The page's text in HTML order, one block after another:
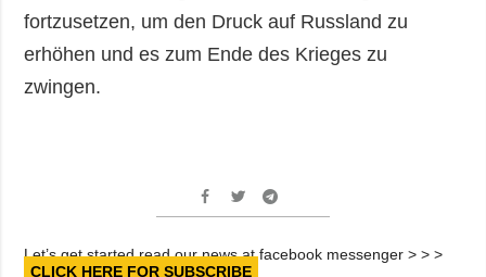
fortzusetzen, um den Druck auf Russland zu
erhöhen und es zum Ende des Krieges zu
zwingen.
Let’s get started read our news at facebook messenger > > >
CLICK HERE FOR SUBSCRIBE